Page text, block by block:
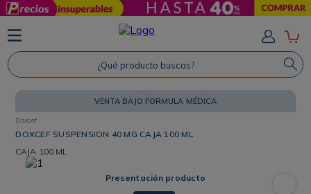
¿Qué producto buscas?
VENTA BAJO FORMULA MÉDICA
Doxcef
DOXCEF SUSPENSION 40 MG CAJA 100 ML
CAJA 100 ML
Presentación producto
TÉRMINOS MÁS BUSCADOS
1. Protector Solar
2. Proteina
4. Savvy